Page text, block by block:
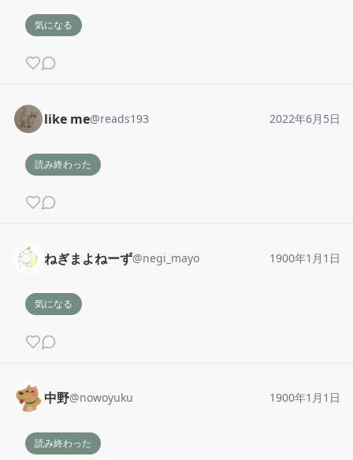
気になる
like me@reads193 2022年6月5日
読み終わった
ねぎまよねーず@negi_mayo 1900年1月1日
気になる
中野@nowoyuku 1900年1月1日
読み終わった